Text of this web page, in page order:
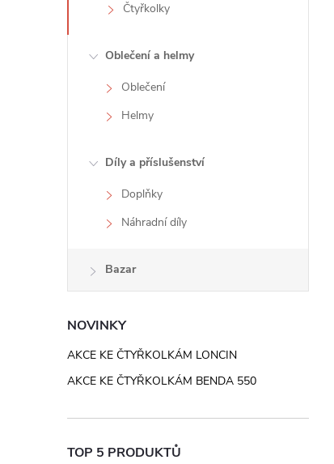
e
Čtyřkolky
Oblečení a helmy
Oblečení
Helmy
Díly a příslušenství
Doplňky
Náhradní díly
Bazar
NOVINKY
AKCE KE ČTYŘKOLKÁM LONCIN
AKCE KE ČTYŘKOLKÁM BENDA 550
TOP 5 PRODUKTŮ